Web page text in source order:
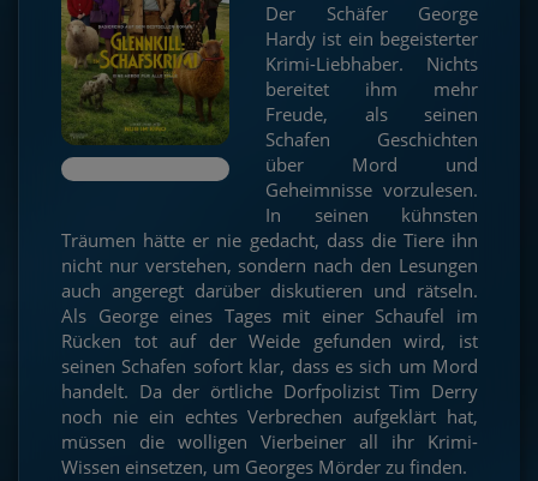
Der Schäfer George
Hardy ist ein begeisterter
Krimi-Liebhaber. Nichts
bereitet ihm mehr
Freude, als seinen
Schafen Geschichten
über Mord und
Geheimnisse vorzulesen.
In seinen kühnsten
Träumen hätte er nie gedacht, dass die Tiere ihn
nicht nur verstehen, sondern nach den Lesungen
auch angeregt darüber diskutieren und rätseln.
Als George eines Tages mit einer Schaufel im
Rücken tot auf der Weide gefunden wird, ist
seinen Schafen sofort klar, dass es sich um Mord
handelt. Da der örtliche Dorfpolizist Tim Derry
noch nie ein echtes Verbrechen aufgeklärt hat,
müssen die wolligen Vierbeiner all ihr Krimi-
Wissen einsetzen, um Georges Mörder zu finden.